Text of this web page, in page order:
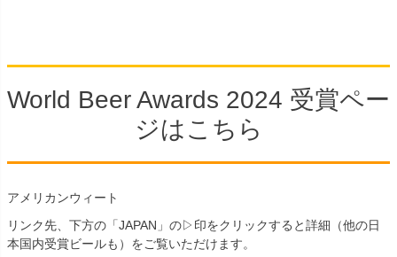
World Beer Awards 2024 受賞ペー
ジはこちら
アメリカンウィート
リンク先、下方の「JAPAN」の▷印をクリックすると詳細（他の日
本国内受賞ビールも）をご覧いただけます。